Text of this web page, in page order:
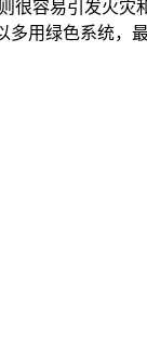
容易引发火灾
用绿色系统，